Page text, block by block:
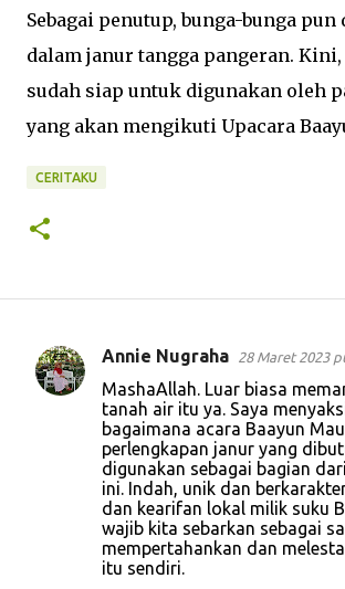
Sebagai penutup, bunga-bunga
dalam janur tangga pangeran. Kini,
sudah siap untuk digunakan oleh
yang akan mengikuti Upacara
CERITAKU
K
Annie Nugraha 28 Maret 2023
MashaAllah. Luar biasa
tanah air itu ya. Saya
bagaimana acara Baayun
perlengkapan janur yang
digunakan sebagai bagian
ini. Indah, unik dan
dan kearifan lokal milik suku
wajib kita sebarkan sebagai
mempertahankan dan
itu sendiri.